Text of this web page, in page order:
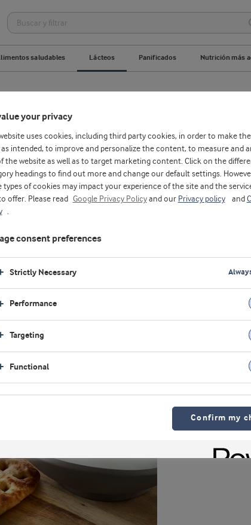
saludables Lácteos Panificados Nutrición más
Optimice sus formulaciones de helados
y rellenos Texturas "clean label"
de
your privacy
uses cookies, including third party cookies, in order to make
intended, to improve and personalize the content, to measure and
the website as well as to target marketing content. Click on the
headings to find out more and change our default settings.
types of cookies may impact your experience of the site and the
offer. Please read
Google Privacy Policyand our Privacy policy and
consent preferences
Strictly Necessary
Performance
Targeting
Functional
Confirm my